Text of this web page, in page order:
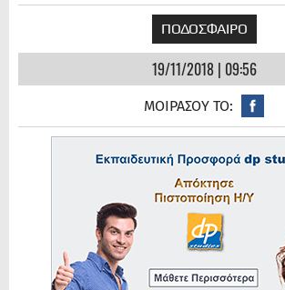
ΠΟΔΟΣΦΑΙΡΟ
19/11/2018 | 09:56
ΜΟΙΡΑΣΟΥ ΤΟ: